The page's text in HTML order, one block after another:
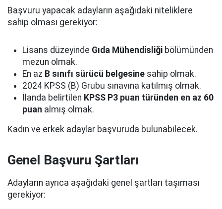
Başvuru yapacak adayların aşağıdaki niteliklere
sahip olması gerekiyor:
Lisans düzeyinde Gıda Mühendisliği bölümünden
mezun olmak.
En az B sınıfı sürücü belgesine sahip olmak.
2024 KPSS (B) Grubu sınavına katılmış olmak.
İlanda belirtilen KPSS P3 puan türünden en az 60
puan almış olmak.
Kadın ve erkek adaylar başvuruda bulunabilecek.
Genel Başvuru Şartları
Adayların ayrıca aşağıdaki genel şartları taşıması
gerekiyor: